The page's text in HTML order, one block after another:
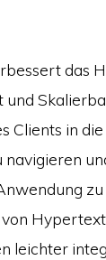
das
und
Clients in
navigieren
leichter